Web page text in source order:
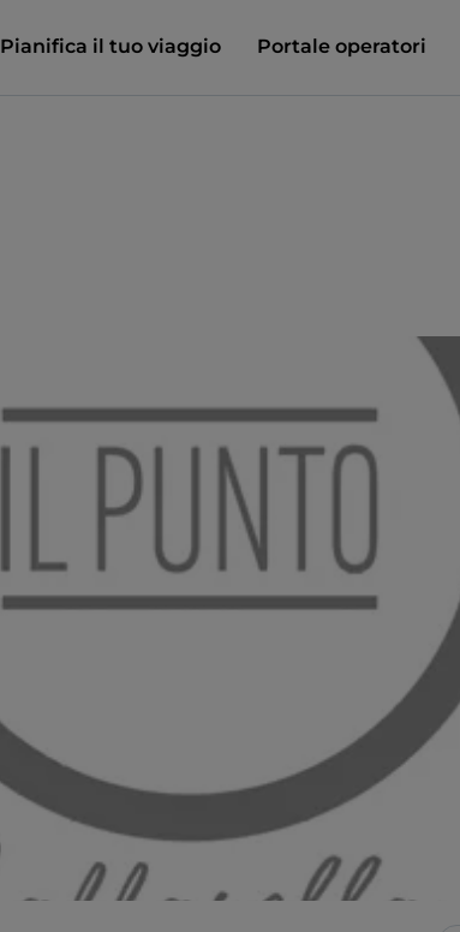
Pianifica il tuo viaggio Portale operatori